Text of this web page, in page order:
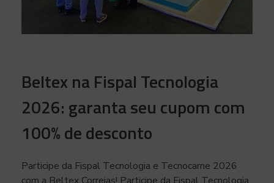
Beltex na Fispal Tecnologia
2026: garanta seu cupom com
100% de desconto
Participe da Fispal Tecnologia e Tecnocarne 2026